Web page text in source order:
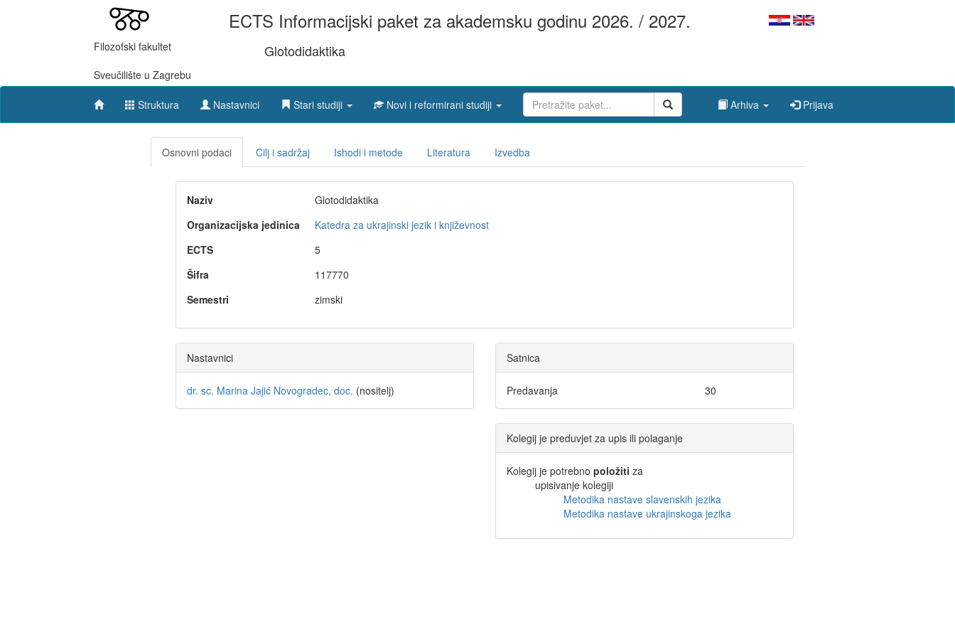
Filozofski fakultet
Sveučilište u Zagrebu
ECTS Informacijski paket za akademsku godinu 2026. / 2027.
Glotodidaktika
Struktura Nastavnici Stari studiji Novi i reformirani studiji Arhiva Prijava
Osnovni podaci Cilj i sadržaj Ishodi i metode Literatura Izvedba
Naziv
Glotodidaktika
Organizacijska jedinica
Katedra za ukrajinski jezik i književnost
ECTS
5
Šifra
117770
Semestri
zimski
Nastavnici
dr. sc. Marina Jajić Novogradec, doc. (nositelj)
Satnica
Predavanja 30
Kolegij je preduvjet za upis ili polaganje
Kolegij je potrebno položiti za
upisivanje kolegiji
Metodika nastave slavenskih jezika
Metodika nastave ukrajinskoga jezika